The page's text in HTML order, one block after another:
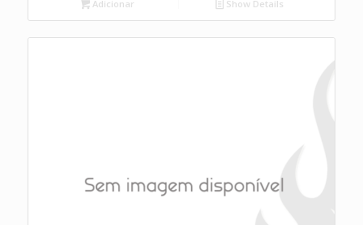
Adicionar Show Details